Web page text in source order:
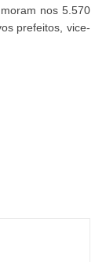
nos 5.570
prefeitos, vice-